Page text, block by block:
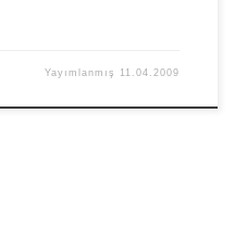
Yayımlanmış 11.04.2009